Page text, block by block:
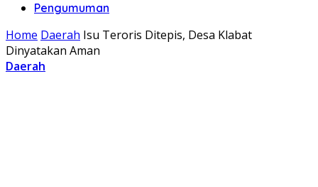
Pengumuman
Home Daerah Isu Teroris Ditepis, Desa Klabat
Dinyatakan Aman
Daerah